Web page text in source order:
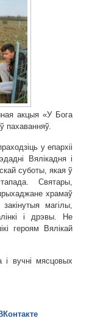
акцыя «У Бога
пахаванняў.
у епархіі
Вялікадня і
суботы, якая ў
Святары,
храмаў
магілы,
і дрэвы. Не
героям Вялікай
вучні мясцовых